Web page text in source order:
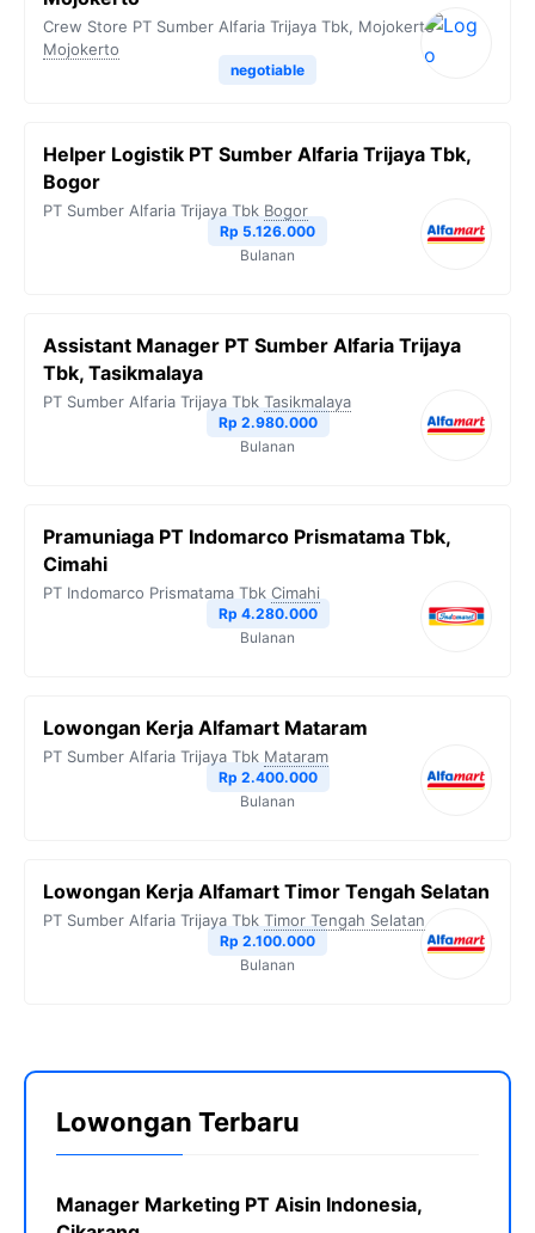
Crew Store PT Sumber Alfaria Trijaya Tbk, Mojokerto
Mojokerto
negotiable
Helper Logistik PT Sumber Alfaria Trijaya Tbk,
Bogor
PT Sumber Alfaria Trijaya Tbk Bogor
Rp 5.126.000
Bulanan
Assistant Manager PT Sumber Alfaria Trijaya
Tbk, Tasikmalaya
PT Sumber Alfaria Trijaya Tbk Tasikmalaya
Rp 2.980.000
Bulanan
Pramuniaga PT Indomarco Prismatama Tbk,
Cimahi
PT Indomarco Prismatama Tbk Cimahi
Rp 4.280.000
Bulanan
Lowongan Kerja Alfamart Mataram
PT Sumber Alfaria Trijaya Tbk Mataram
Rp 2.400.000
Bulanan
Lowongan Kerja Alfamart Timor Tengah Selatan
PT Sumber Alfaria Trijaya Tbk Timor Tengah Selatan
Rp 2.100.000
Bulanan
Lowongan Terbaru
Manager Marketing PT Aisin Indonesia,